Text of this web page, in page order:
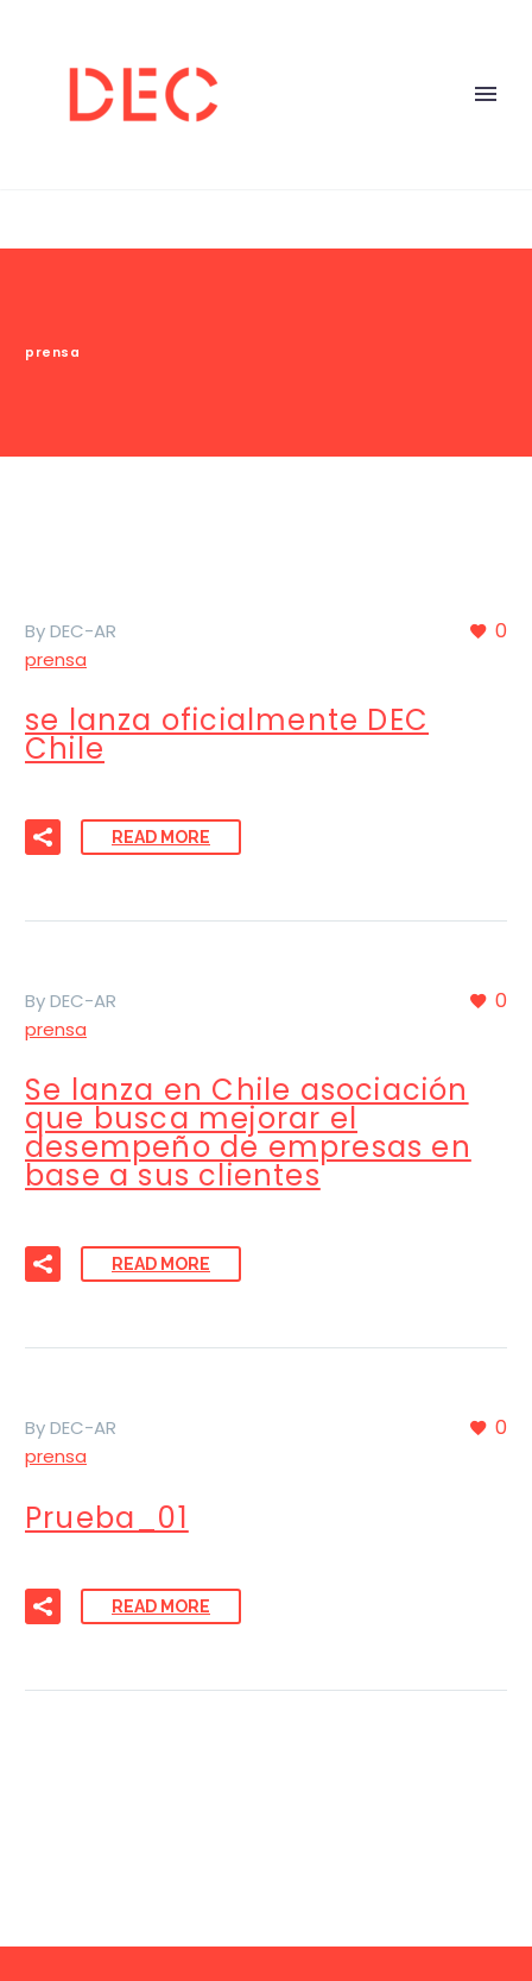
prensa
0
By DEC-AR
prensa
se lanza oficialmente DEC
Chile
READ MORE
0
By DEC-AR
prensa
Se lanza en Chile asociación
que busca mejorar el
desempeño de empresas en
base a sus clientes
READ MORE
0
By DEC-AR
prensa
Prueba_01
READ MORE